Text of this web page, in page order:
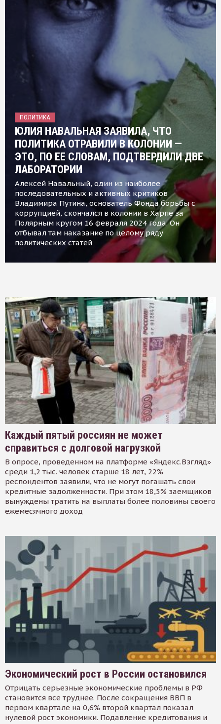
ПОЛИТИКА
ЮЛИЯ НАВАЛЬНАЯ ЗАЯВИЛА, ЧТО
ПОЛИТИКА ОТРАВИЛИ В КОЛОНИИ —
ЭТО, ПО ЕЕ СЛОВАМ, ПОДТВЕРДИЛИ ДВЕ
ЛАБОРАТОРИИ
Алексей Навальный, один из наиболее
последовательных и активных критиков
Владимира Путина, основатель Фонда борьбы с
коррупцией, скончался в колонии в Харпе за
Полярным кругом 16 февраля 2024 года. Он
отбывал там наказание по целому ряду
политических статей
Каждый пятый россиян не может
справиться с долговой нагрузкой
В опросе, проведенном на платформе «Яндекс.Взгляд»
среди 1,2 тыс. человек старше 18 лет, 22%
респондентов заявили, что не могут погашать свои
кредитные задолженности. При этом 18,5% заемщиков
вынуждены тратить на выплаты более половины своего
ежемесячного доход
Экономический рост в России остановился
Отрицать серьезные экономические проблемы в РФ
становится все труднее. После сокращения ВВП в
первом квартале на 0,6% второй квартал показал
нулевой рост экономики. Подавление кредитования и